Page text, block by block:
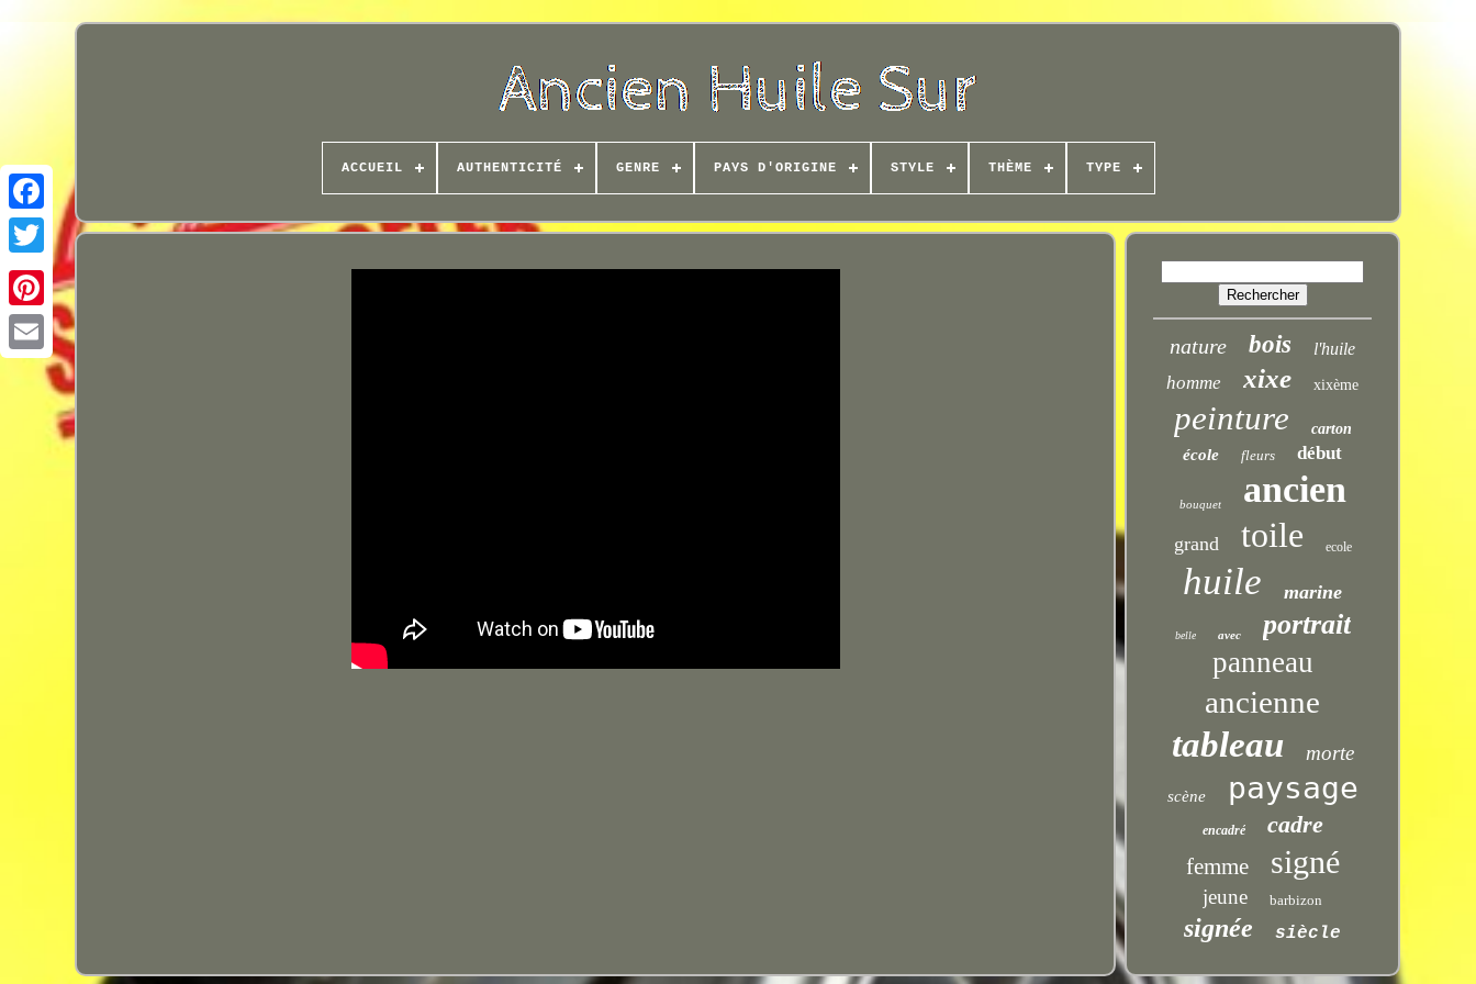
ACCUEIL AUTHENTICITÉ GENRE PAYS D'ORIGINE STYLE THÈME TYPE
nature bois l'huile
homme xixe xixème
peinture carton
école fleurs début
bouquet ancien
grand toile ecole
huile marine
belle avec portrait
panneau
ancienne
tableau morte
scène paysage
encadré cadre
femme signé
jeune barbizon
signée siècle